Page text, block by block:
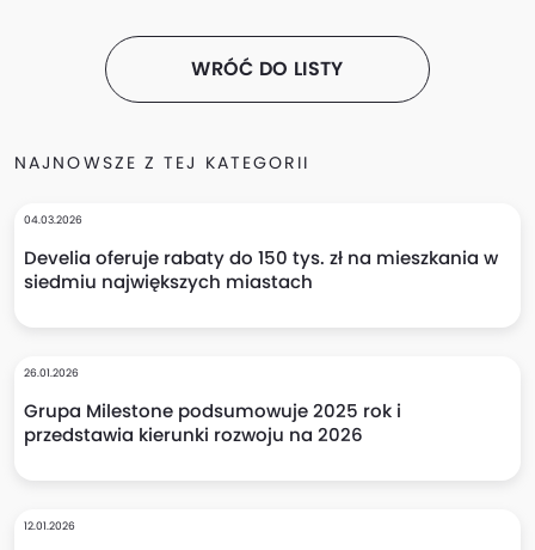
WRÓĆ DO LISTY
NAJNOWSZE Z TEJ KATEGORII
04.03.2026
Develia oferuje rabaty do 150 tys. zł na mieszkania w
siedmiu największych miastach
26.01.2026
Grupa Milestone podsumowuje 2025 rok i
przedstawia kierunki rozwoju na 2026
12.01.2026